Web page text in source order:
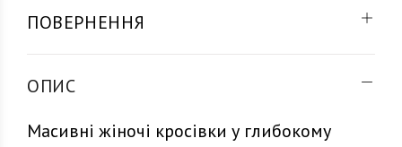
ПОВЕРНЕННЯ
ОПИС
Масивні жіночі кросівки у глибокому